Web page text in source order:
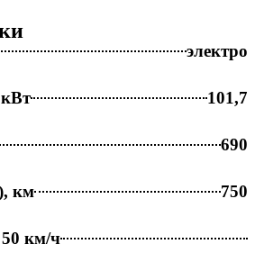
электро
101,7
690
км 750
км/ч